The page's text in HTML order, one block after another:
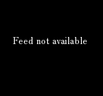
Feed not available